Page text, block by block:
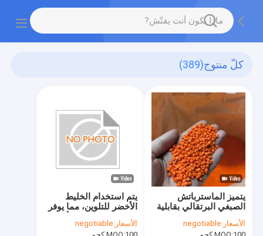
كلّ منتوج(389)
يتم استخدام الخليط
الأخضر للتلوين، مما يوفر
لونًا حيويًا وطويل الأمد.
الأسعار:negotiable
يتميز الماسترباتش
الصبغي البرتقالي بقابلية
صبغ ممتازة وثبات لوني.
الأسعار:negotiable